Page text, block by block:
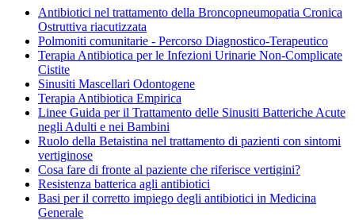
Antibiotici nel trattamento della Broncopneumopatia Cronica
Ostruttiva riacutizzata
Polmoniti comunitarie - Percorso Diagnostico-Terapeutico
Terapia Antibiotica per le Infezioni Urinarie Non-Complicate
Cistite
Sinusiti Mascellari Odontogene
Terapia Antibiotica Empirica
Linee Guida per il Trattamento delle Sinusiti Batteriche Acute
negli Adulti e nei Bambini
Ruolo della Betaistina nel trattamento di pazienti con sintomi
vertiginose
Cosa fare di fronte al paziente che riferisce vertigini?
Resistenza batterica agli antibiotici
Basi per il corretto impiego degli antibiotici in Medicina
Generale